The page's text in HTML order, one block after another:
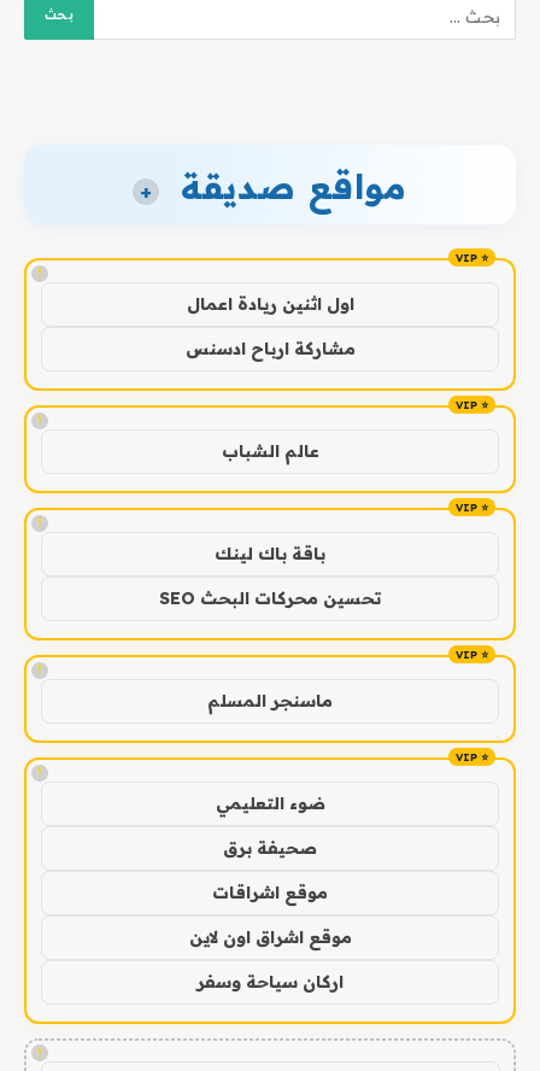
مواقع صديقة +
!
اول اثنين ريادة اعمال
مشاركة ارباح ادسنس
!
عالم الشباب
!
باقة باك لينك
تحسين محركات البحث SEO
!
ماسنجر المسلم
!
ضوء التعليمي
صحيفة برق
موقع اشراقات
موقع اشراق اون لاين
اركان سياحة وسفر
!